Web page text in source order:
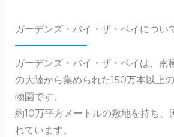
c
e
b
o
k
l
e
n
a
ガーデンズ・バイ・ザ・ベイについ
ガーデンズ・バイ・ザ・ベイは、南
の大陸から集められた150万本以上
物園です。
約10万平方メートルの敷地を持ち、
れています。